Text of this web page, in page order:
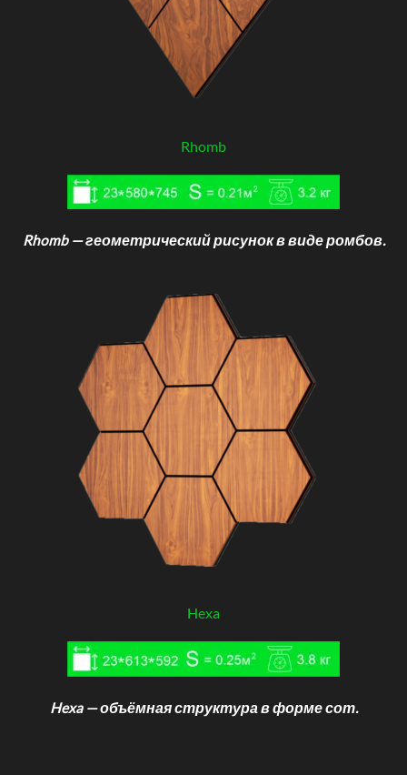
Rhomb
Rhomb — геометрический рисунок в виде ромбов.
Hexa
Hexa — объёмная структура в форме сот.